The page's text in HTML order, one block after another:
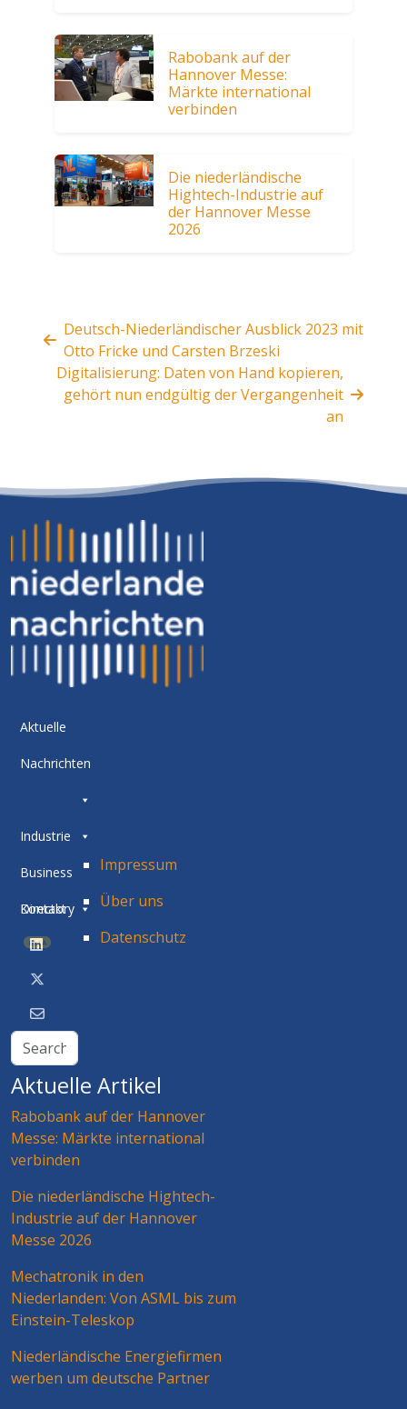
Rabobank auf der
Hannover Messe:
Märkte international
verbinden
Die niederländische
Hightech-Industrie auf
der Hannover Messe
2026
Deutsch-Niederländischer Ausblick 2023 mit
Otto Fricke und Carsten Brzeski
Digitalisierung: Daten von Hand kopieren,
gehört nun endgültig der Vergangenheit
an
Aktuelle
Nachrichten
Industrie
Business
Directory
BETA
Kontakt
Impressum
Über uns
Datenschutz
Aktuelle Artikel
Rabobank auf der Hannover
Messe: Märkte international
verbinden
Die niederländische Hightech-
Industrie auf der Hannover
Messe 2026
Mechatronik in den
Niederlanden: Von ASML bis zum
Einstein-Teleskop
Niederländische Energiefirmen
werben um deutsche Partner